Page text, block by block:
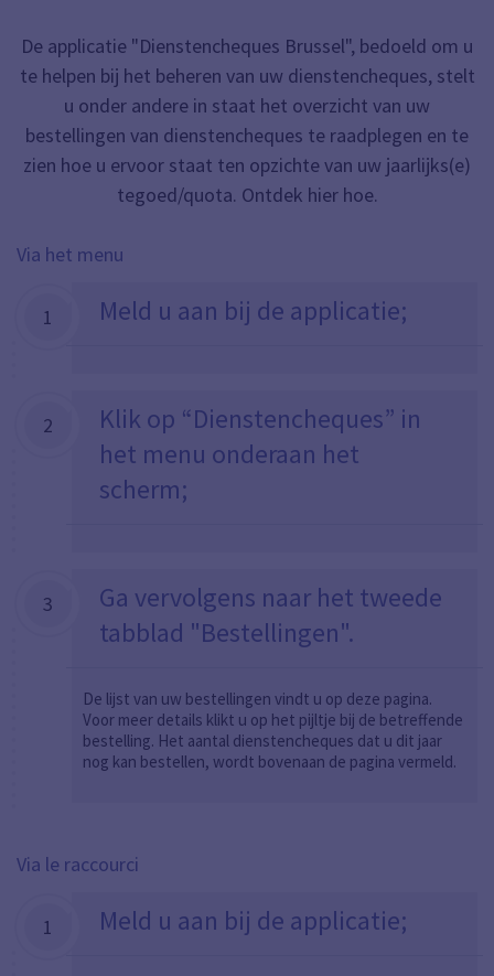
De applicatie "Dienstencheques Brussel", bedoeld om u
te helpen bij het beheren van uw dienstencheques, stelt
u onder andere in staat het overzicht van uw
bestellingen van dienstencheques te raadplegen en te
zien hoe u ervoor staat ten opzichte van uw jaarlijks(e)
tegoed/quota. Ontdek hier hoe.
Via het menu
1 Meld u aan bij de applicatie;
2 Klik op “Dienstencheques” in
het menu onderaan het
scherm;
3
Ga vervolgens naar het tweede
tabblad "Bestellingen".
De lijst van uw bestellingen vindt u op deze pagina.
Voor meer details klikt u op het pijltje bij de betreffende
bestelling. Het aantal dienstencheques dat u dit jaar
nog kan bestellen, wordt bovenaan de pagina vermeld.
Via le raccourci
1 Meld u aan bij de applicatie;